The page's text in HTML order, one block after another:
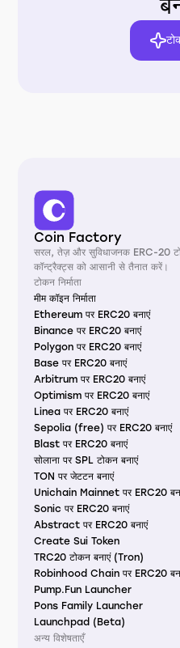
Coin Factory
सरल, तेज़ और सुविधाजनक ERC-20
कॉन्ट्रैक्ट्स को आसानी से तैनात करें।
टोकन निर्माता
मीम कॉइन निर्माता
Ethereum पर ERC20 बनाएं
Binance पर ERC20 बनाएं
Polygon पर ERC20 बनाएं
Base पर ERC20 बनाएं
Arbitrum पर ERC20 बनाएं
Optimism पर ERC20 बनाएं
Linea पर ERC20 बनाएं
Sepolia (free) पर ERC20 बनाएं
Blast पर ERC20 बनाएं
सोलाना पर SPL टोकन बनाएं
TON पर जेटटन बनाएं
Unichain Mainnet पर ERC20
Sonic पर ERC20 बनाएं
Abstract पर ERC20 बनाएं
Create Sui Token
TRC20 टोकन बनाएं (Tron)
Robinhood Chain पर ERC20
Pump.Fun Launcher
Pons Family Launcher
Launchpad (Beta)
अन्य विशेषताएँ